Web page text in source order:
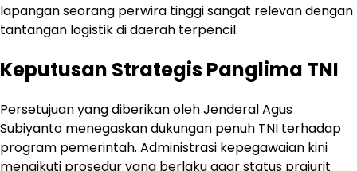
lapangan seorang perwira tinggi sangat relevan dengan
tantangan logistik di daerah terpencil.
Keputusan Strategis Panglima TNI
Persetujuan yang diberikan oleh Jenderal Agus
Subiyanto menegaskan dukungan penuh TNI terhadap
program pemerintah. Administrasi kepegawaian kini
mengikuti prosedur yang berlaku agar status prajurit